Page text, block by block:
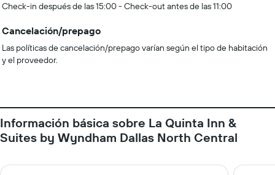
Check-in después de las 15:00 - Check-out antes de las 11:00
Cancelación/prepago
Las políticas de cancelación/prepago varían según el tipo de habitación
y el proveedor.
Información básica sobre La Quinta Inn &
Suites by Wyndham Dallas North Central